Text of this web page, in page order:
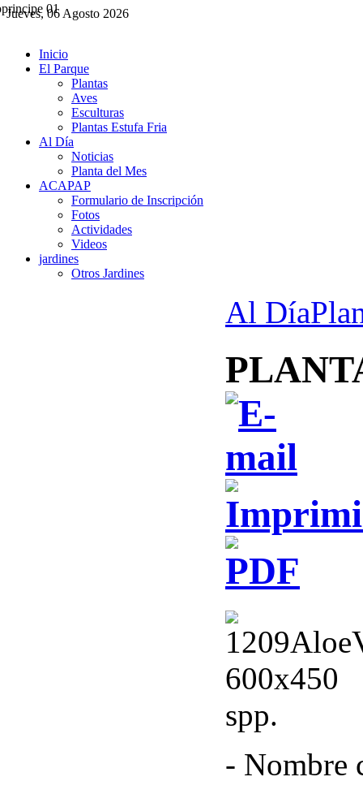
Jueves, 06 Agosto 2026
Inicio
El Parque
Plantas
Aves
Esculturas
Plantas Estufa Fria
Al Día
Noticias
Planta del Mes
ACAPAP
Formulario de Inscripción
Fotos
Actividades
Videos
jardines
Otros Jardines
Al Día
spp.
- Nombre